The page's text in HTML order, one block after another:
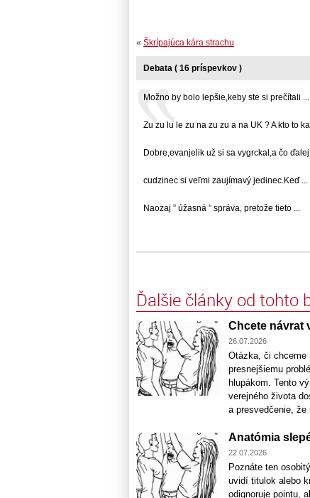
« Škrípajúca kára strachu
Debata ( 16 príspevkov )
Možno by bolo lepšie,keby ste si prečítali ...
Zu zu lu le zu na zu zu a na UK ? A kto to
Dobre,evanjelik už si sa vygrckal,a čo
cudzinec si veľmi zaujímavý jedinec.Keď ...
Naozaj ” úžasná ” správa, pretože tieto ...
Ďalšie články od tohto
Chcete návrat
26.07.2026
Otázka, či chceme
presnejšiemu
hlupákom. Tento
verejného života
a presvedčenie, že
Anatómia
22.07.2026
Poznáte ten
uvidí titulok alebo
odignoruje pointu,